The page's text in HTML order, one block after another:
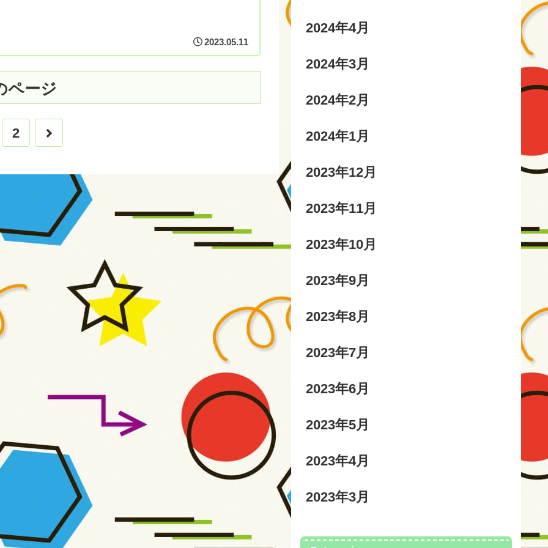
2023.05.11
ページ
2
次
2024年4月
2024年3月
2024年2月
2024年1月
2023年12月
2023年11月
2023年10月
2023年9月
2023年8月
2023年7月
2023年6月
2023年5月
2023年4月
2023年3月